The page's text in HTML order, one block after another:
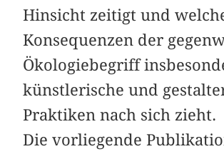
Hinsicht zeitigt und
Konsequenzen der
Ökologiebegriff
künstlerische und
Praktiken nach sich zieht.
Die vorliegende